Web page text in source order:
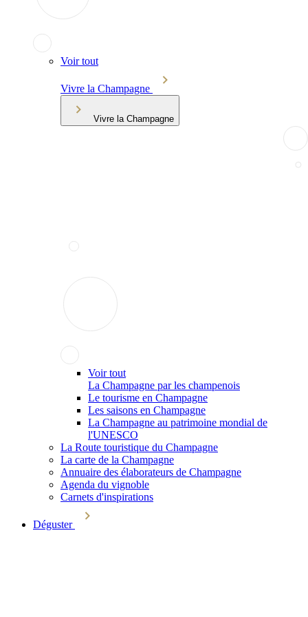
Voir tout
Vivre la Champagne
Vivre la Champagne
Voir tout
La Champagne par les champenois
Le tourisme en Champagne
Les saisons en Champagne
La Champagne au patrimoine mondial de
l'UNESCO
La Route touristique du Champagne
La carte de la Champagne
Annuaire des élaborateurs de Champagne
Agenda du vignoble
Carnets d'inspirations
Déguster